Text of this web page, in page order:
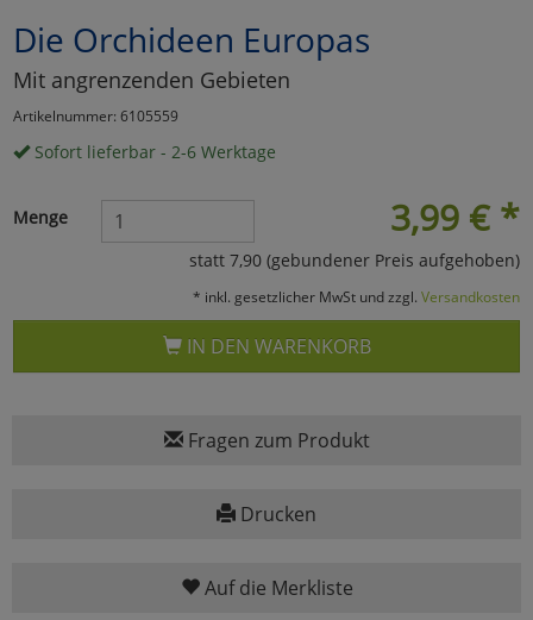
Die Orchideen Europas
Mit angrenzenden Gebieten
Artikelnummer: 6105559
Sofort lieferbar - 2-6 Werktage
3,99 € *
Menge
statt 7,90 (gebundener Preis aufgehoben)
* inkl. gesetzlicher MwSt und zzgl. Versandkosten
IN DEN WARENKORB
Fragen zum Produkt
Drucken
Auf die Merkliste
Marketing
Umfragetools
Cookies
Alle Akzeptieren
Cookies
Einstellungen speichern
zurückzu Haupptseite